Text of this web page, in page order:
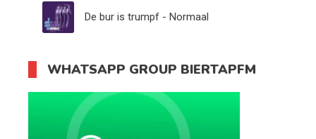
De bur is trumpf - Normaal
WHATSAPP GROUP BIERTAPFM